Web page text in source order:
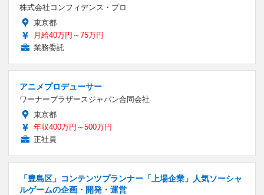
株式会社コンフィデンス・プロ
東京都
月給40万円～75万円
業務委託
アニメプロデューサー
ワーナーブラザースジャパン合同会社
東京都
年収400万円～500万円
正社員
「豊島区」コンテンツプランナー「上場企業」人気ソーシャ
ルゲームの企画・開発・運営